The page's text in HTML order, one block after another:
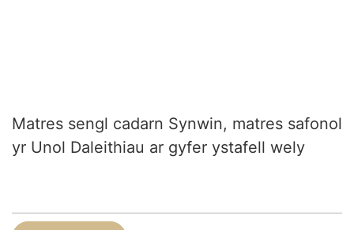
Matres sengl cadarn Synwin, matres safonol
yr Unol Daleithiau ar gyfer ystafell wely